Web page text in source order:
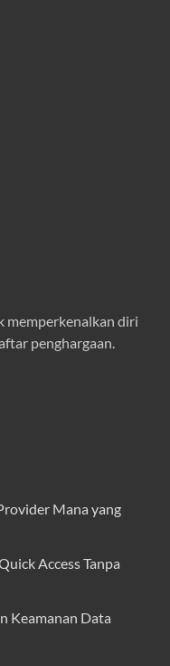
memperkenalkan diri
penghargaan.
Mana yang
Access Tanpa
Keamanan Data